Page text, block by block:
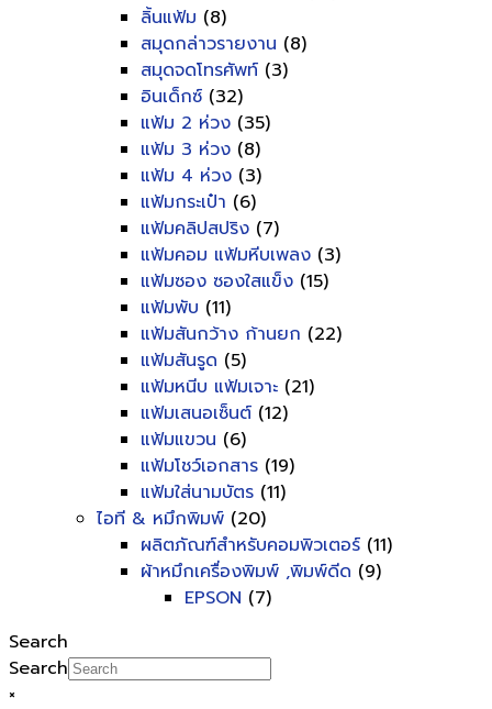
ลิ้นแฟ้ม (8)
สมุดกล่าวรายงาน (8)
สมุดจดโทรศัพท์ (3)
อินเด็กซ์ (32)
แฟ้ม 2 ห่วง (35)
แฟ้ม 3 ห่วง (8)
แฟ้ม 4 ห่วง (3)
แฟ้มกระเป๋า (6)
แฟ้มคลิปสปริง (7)
แฟ้มคอม แฟ้มหีบเพลง (3)
แฟ้มซอง ซองใสแข็ง (15)
แฟ้มพับ (11)
แฟ้มสันกว้าง ก้านยก (22)
แฟ้มสันรูด (5)
แฟ้มหนีบ แฟ้มเจาะ (21)
แฟ้มเสนอเซ็นต์ (12)
แฟ้มแขวน (6)
แฟ้มโชว์เอกสาร (19)
แฟ้มใส่นามบัตร (11)
ไอที & หมึกพิมพ์ (20)
ผลิตภัณฑ์สำหรับคอมพิวเตอร์ (11)
ผ้าหมึกเครื่องพิมพ์ ,พิมพ์ดีด (9)
EPSON (7)
Search
Search
×